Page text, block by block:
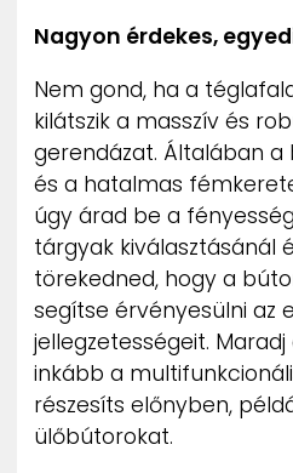
Nagyon érdekes,
Nem gond, ha a
kilátszik a masszív és
gerendázat. Általában a
és a hatalmas
úgy árad be a
tárgyak kiválasztásánál
törekedned, hogy a
segítse érvényesülni az
jellegzetességeit. Maradj
inkább a
részesíts előnyben,
ülőbútorokat.